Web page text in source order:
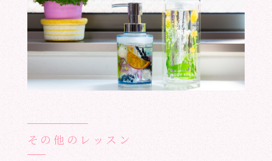
その他のレッスン